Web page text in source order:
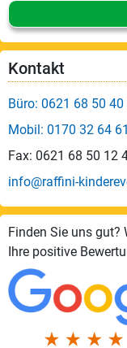
Kontakt
Büro: 0621 68 50 40
Mobil: 0170 32 64
Fax: 0621 68 50 12
info@raffini-
Finden Sie uns gut?
Ihre positive